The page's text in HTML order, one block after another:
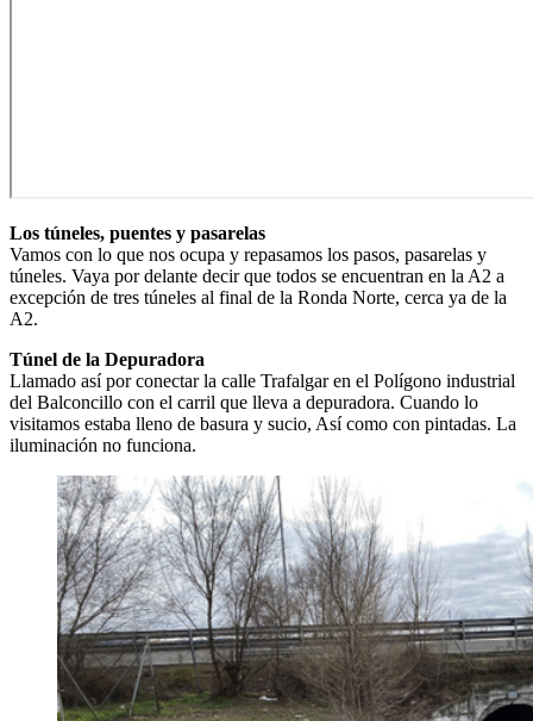
Los túneles, puentes y pasarelas
Vamos con lo que nos ocupa y repasamos los pasos, pasarelas y
túneles. Vaya por delante decir que todos se encuentran en la A2 a
excepción de tres túneles al final de la Ronda Norte, cerca ya de la
A2.
Túnel de la Depuradora
Llamado así por conectar la calle Trafalgar en el Polígono industrial
del Balconcillo con el carril que lleva a depuradora. Cuando lo
visitamos estaba lleno de basura y sucio, Así como con pintadas. La
iluminación no funciona.